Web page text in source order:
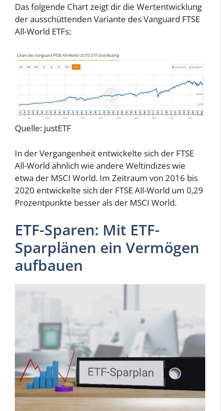
Das folgende Chart zeigt dir die Wertentwicklung
der ausschüttenden Variante des Vanguard FTSE
All-World ETFs:
Quelle: justETF
In der Vergangenheit entwickelte sich der FTSE
All-World ähnlich wie andere Weltindizes wie
etwa der MSCI World. Im Zeitraum von 2016 bis
2020 entwickelte sich der FTSE All-World um 0,29
Prozentpunkte besser als der MSCI World.
ETF-Sparen: Mit ETF-
Sparplänen ein Vermögen
aufbauen